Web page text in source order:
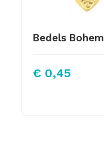
€ 0,45